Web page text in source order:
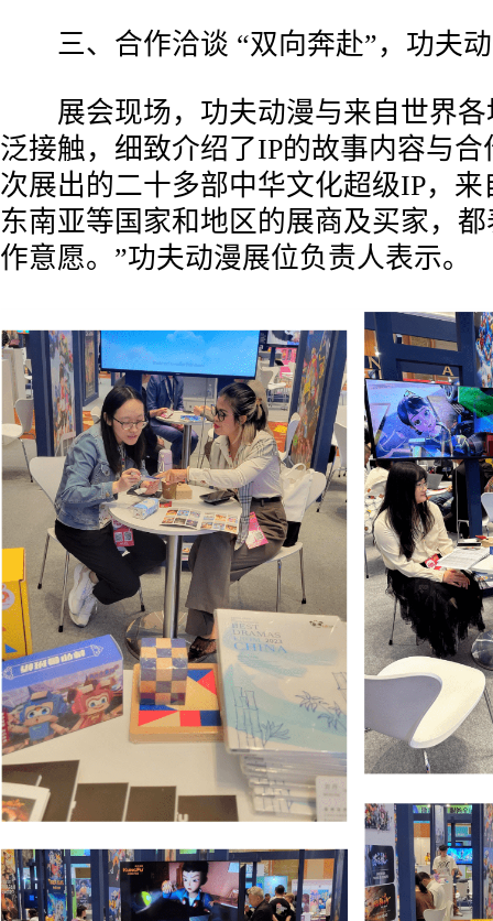
三、合作洽谈 “双向奔赴”，功夫动
展会现场，功夫动漫与来自世界各
泛接触，细致介绍了IP的故事内容与合
次展出的二十多部中华文化超级IP，
东南亚等国家和地区的展商及买家，
作意愿。”功夫动漫展位负责人表示。